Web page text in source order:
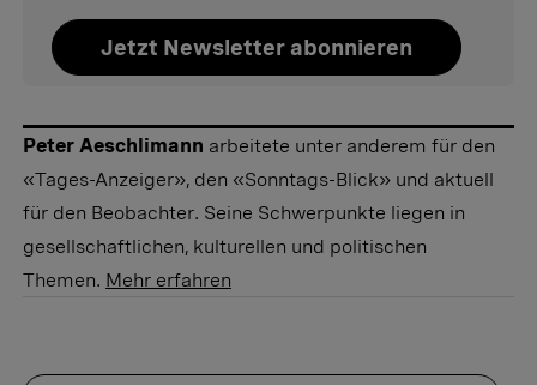
Jetzt Newsletter abonnieren
Peter Aeschlimann arbeitete unter anderem für den
«Tages-Anzeiger», den «Sonntags-Blick» und aktuell
für den Beobachter. Seine Schwerpunkte liegen in
gesellschaftlichen, kulturellen und politischen
Themen. Mehr erfahren